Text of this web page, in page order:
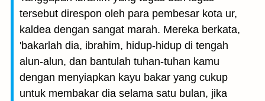
tersebut direspon oleh para pembesar kota ur,
kaldea dengan sangat marah. Mereka berkata,
'bakarlah dia, ibrahim, hidup-hidup di tengah
alun-alun, dan bantulah tuhan-tuhan kamu
dengan menyiapkan kayu bakar yang cukup
untuk membakar dia selama satu bulan, jika